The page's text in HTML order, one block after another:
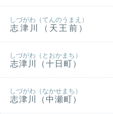
志津川（天王前）
しづがわ（てんのうまえ）
志津川（十日町）
しづがわ（とおかまち）
志津川（中瀬町）
しづがわ（なかせまち）